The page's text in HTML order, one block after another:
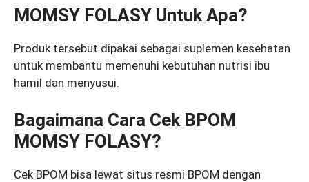
MOMSY FOLASY Untuk Apa?
Produk tersebut dipakai sebagai suplemen kesehatan
untuk membantu memenuhi kebutuhan nutrisi ibu
hamil dan menyusui.
Bagaimana Cara Cek BPOM
MOMSY FOLASY?
Cek BPOM bisa lewat situs resmi BPOM dengan